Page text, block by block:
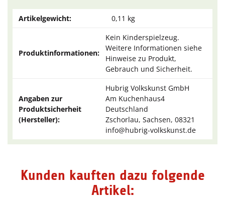
Artikelgewicht: 0,11 kg
Produktinformationen:
Kein Kinderspielzeug.
Weitere Informationen siehe
Hinweise zu Produkt,
Gebrauch und Sicherheit.
Angaben zur
Produktsicherheit
(Hersteller):
Hubrig Volkskunst GmbH
Am Kuchenhaus4
Deutschland
Zschorlau, Sachsen, 08321
info@hubrig-volkskunst.de
Kunden kauften dazu folgende
Artikel: